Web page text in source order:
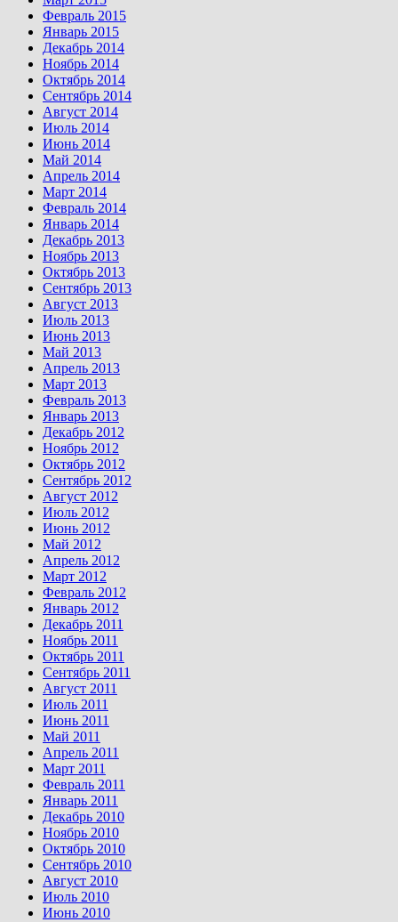
Февраль 2015
Январь 2015
Декабрь 2014
Ноябрь 2014
Октябрь 2014
Сентябрь 2014
Август 2014
Июль 2014
Июнь 2014
Май 2014
Апрель 2014
Март 2014
Февраль 2014
Январь 2014
Декабрь 2013
Ноябрь 2013
Октябрь 2013
Сентябрь 2013
Август 2013
Июль 2013
Июнь 2013
Май 2013
Апрель 2013
Март 2013
Февраль 2013
Январь 2013
Декабрь 2012
Ноябрь 2012
Октябрь 2012
Сентябрь 2012
Август 2012
Июль 2012
Июнь 2012
Май 2012
Апрель 2012
Март 2012
Февраль 2012
Январь 2012
Декабрь 2011
Ноябрь 2011
Октябрь 2011
Сентябрь 2011
Август 2011
Июль 2011
Июнь 2011
Май 2011
Апрель 2011
Март 2011
Февраль 2011
Январь 2011
Декабрь 2010
Ноябрь 2010
Октябрь 2010
Сентябрь 2010
Август 2010
Июль 2010
Июнь 2010